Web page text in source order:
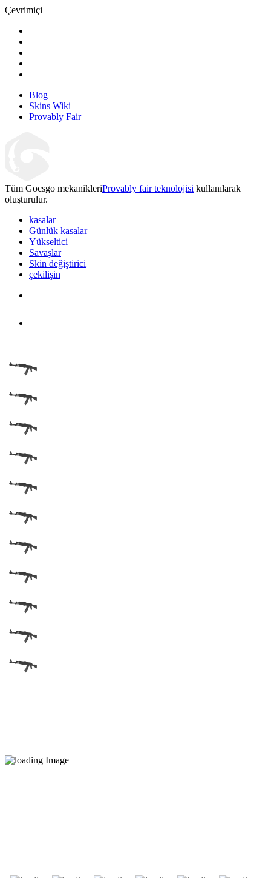
Çevrimiçi
Blog
Skins Wiki
Provably Fair
Tüm Gocsgo mekanikleriProvably fair teknolojisi kullanılarak
oluşturulur.
kasalar
Günlük kasalar
Yükseltici
Savaşlar
Skin değiştirici
çekilişin